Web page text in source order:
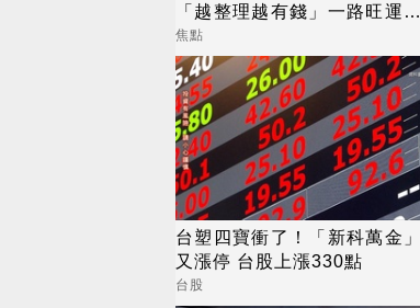
「越整理越有錢」一路旺運到
10月
焦點
台塑四寶衝了！「新科萬金」
又漲停 台股上漲330點
台股